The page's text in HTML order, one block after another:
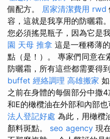
個配方。 居家清潔費用 rwd
容，這就是我享用的防曬霜。
您必須搖晃瓶子，因為它是
園 天母 推拿 這是一種稀薄
點（是！）。 專家們同意在
防曬霜，所有這些都需要得
buffet 經絡調理 高雄搬家
之前在身體的每個部分中撒4
和E的橄欖油在外部和內部
法人登記好處 為此，用橄欖
顏料斑點。 seo agency 現